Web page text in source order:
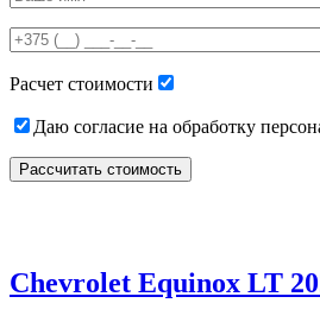
field
empty.
Расчет стоимости
Даю согласие на обработку
Chevrolet Equinox LT